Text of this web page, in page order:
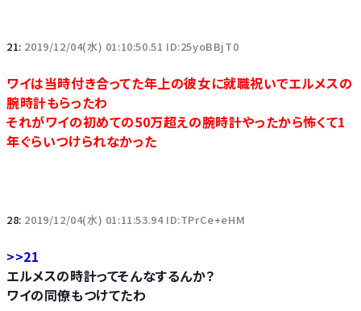
21: 2019/12/04(水) 01:10:50.51 ID:25yoBBjT0
ワイは当時付き合ってた年上の彼女に就職祝いでエルメスの
腕時計もらったわ
それがワイの初めての50万超えの腕時計やったから怖くて1
年ぐらいつけられなかった
28: 2019/12/04(水) 01:11:53.94 ID:TPrCe+eHM
>>21
エルメスの時計ってそんなするんか？
ワイの同僚もつけてたわ